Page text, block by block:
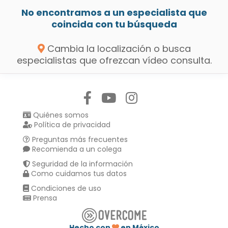
No encontramos a un especialista que
coincida con tu búsqueda
Cambia la localización o busca
especialistas que ofrezcan vídeo consulta.
Quiénes somos
Política de privacidad
Preguntas más frecuentes
Recomienda a un colega
Seguridad de la información
Como cuidamos tus datos
Condiciones de uso
Prensa